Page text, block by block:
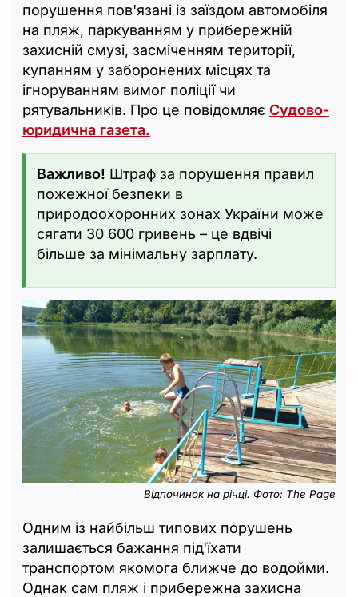
порушення пов'язані із заїздом автомобіля
на пляж, паркуванням у прибережній
захисній смузі, засміченням території,
купанням у заборонених місцях та
ігноруванням вимог поліції чи
рятувальників. Про це повідомляє Судово-
юридична газета.
Важливо! Штраф за порушення правил
пожежної безпеки в
природоохоронних зонах України може
сягати 30 600 гривень – це вдвічі
більше за мінімальну зарплату.
Відпочинок на річці. Фото: The Page
Одним із найбільш типових порушень
залишається бажання під'їхати
транспортом якомога ближче до водойми.
Однак сам пляж і прибережна захисна